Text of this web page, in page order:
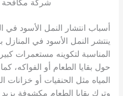
شركة مكافحة
أسباب انتشار النمل الأسود في
ينتشر النمل الأسود في المنازل
المناسبة لتكوينه مستعمرات
حول بقايا الطعام أو الفواكه،
المياه مثل الحنفيات أو
وترك بقايا الطعام مكشوفة